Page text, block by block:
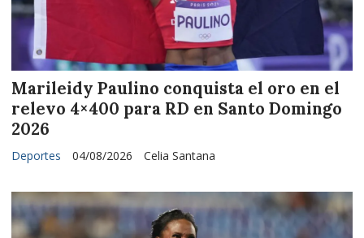
Marileidy Paulino conquista el oro en el
relevo 4×400 para RD en Santo Domingo
2026
Celia Santana
Deportes 04/08/2026